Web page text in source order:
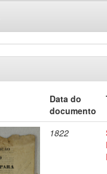
Data do
documento
1822